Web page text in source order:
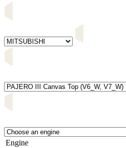
Engine